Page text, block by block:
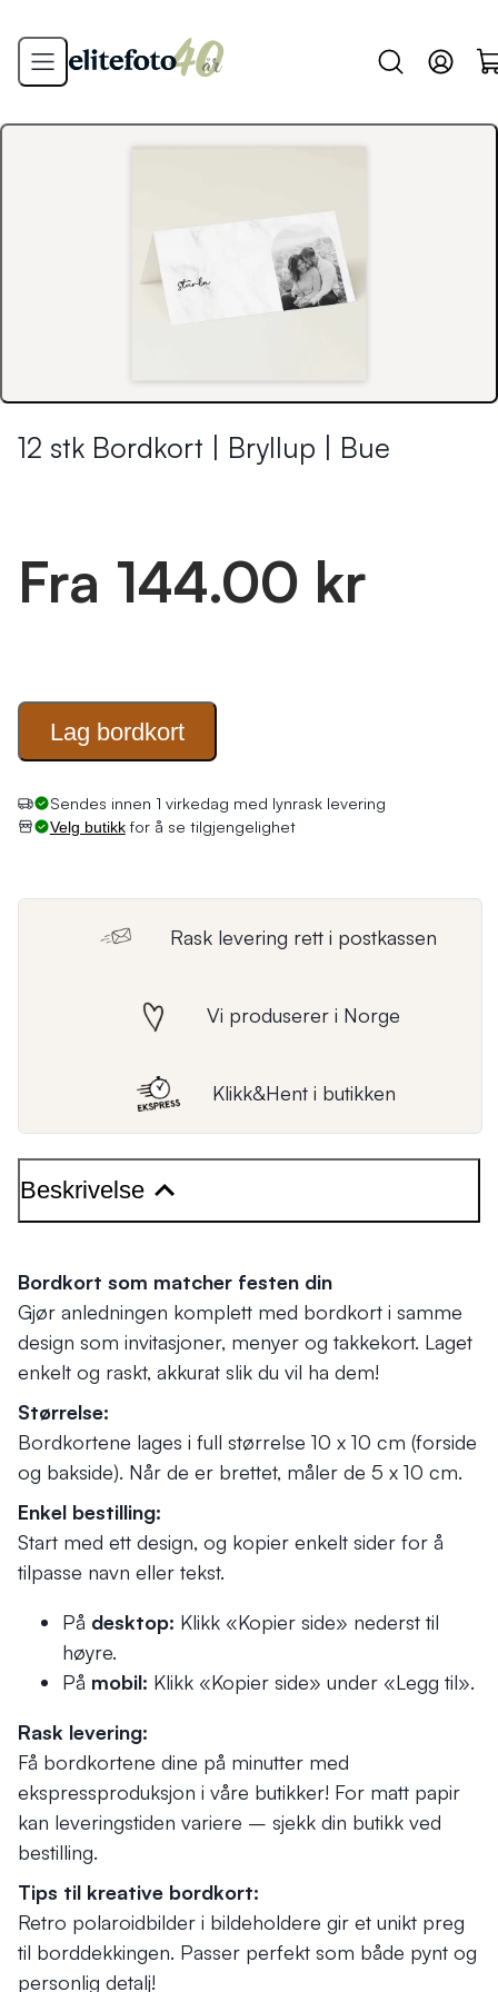
12 stk Bordkort | Bryllup | Bue
Fra 144.00 kr
Lag bordkort
Velg butikkfor å se tilgjengelighet
Rask levering rett i postkassen
Vi produserer i Norge
Klikk&Hent i butikken
Beskrivelse
Bordkort som matcher festen din
Gjør anledningen komplett med bordkort i samme
design som invitasjoner, menyer og takkekort. Laget
enkelt og raskt, akkurat slik du vil ha dem!
Størrelse:
Bordkortene lages i full størrelse 10 x 10 cm (forside
og bakside). Når de er brettet, måler de 5 x 10 cm.
Enkel bestilling:
Start med ett design, og kopier enkelt sider for å
tilpasse navn eller tekst.
På desktop: Klikk «Kopier side» nederst til
høyre.
På mobil: Klikk «Kopier side» under «Legg til».
Rask levering:
Få bordkortene dine på minutter med
ekspressproduksjon i våre butikker! For matt papir
kan leveringstiden variere – sjekk din butikk ved
bestilling.
Tips til kreative bordkort:
Retro polaroidbilder i bildeholdere gir et unikt preg
til borddekkingen. Passer perfekt som både pynt og
personlig detalj!